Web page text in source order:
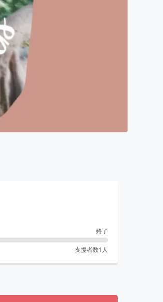
終了
支援者数1 人